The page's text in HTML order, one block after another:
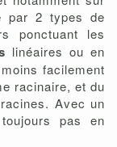
par 2 types de
ponctuant les
linéaires ou en
facilement
racinaire, et du
Avec un
pas en